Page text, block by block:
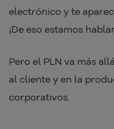
electrónico y te
¡De eso estamos
Pero el PLN va más
al cliente y en la
corporativos.